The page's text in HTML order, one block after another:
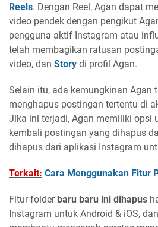
Reels. Dengan Reel, Agan dapat
video pendek dengan pengikut
pengguna aktif Instagram atau
telah membagikan ratusan
video, dan Story di profil Agan.
Selain itu, ada kemungkinan Agan
menghapus postingan tertentu di
Jika ini terjadi, Agan memiliki opsi
kembali postingan yang dihapus
dihapus dari aplikasi Instagram
Terkait: Cara Menggunakan Fitur
Fitur folder baru baru ini dihapus
Instagram untuk Android & iOS,